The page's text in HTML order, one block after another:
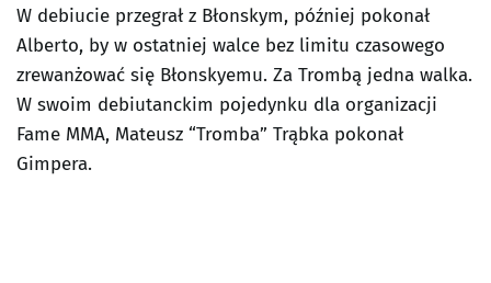
W debiucie przegrał z Błonskym, później pokonał
Alberto, by w ostatniej walce bez limitu czasowego
zrewanżować się Błonskyemu. Za Trombą jedna walka.
W swoim debiutanckim pojedynku dla organizacji
Fame MMA, Mateusz “Tromba” Trąbka pokonał
Gimpera.